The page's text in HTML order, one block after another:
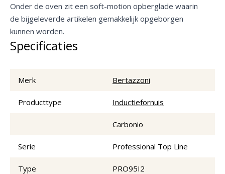
Onder de oven zit een soft-motion opberglade waarin
de bijgeleverde artikelen gemakkelijk opgeborgen
kunnen worden.
Specificaties
Merk Bertazzoni
Producttype Inductiefornuis
Carbonio
Serie Professional Top Line
Type PRO95I2